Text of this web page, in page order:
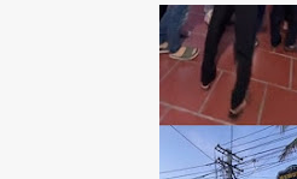
CUỘC SỐNG